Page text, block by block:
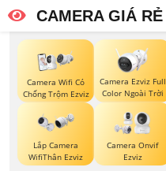
CAMERA GIÁ RẺ
Camera Wifi Có
Chống Trộm Ezviz
Camera Ezviz Full
Color Ngoài Trời
Lắp Camera
WifiThân Ezviz
Camera Onvif
Ezviz